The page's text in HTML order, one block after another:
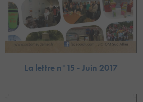
La lettre n°15 - Juin 2017